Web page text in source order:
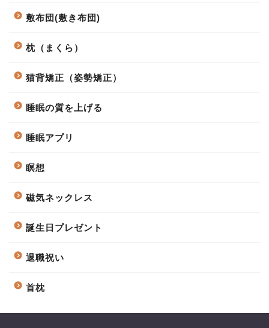
敷布団(敷き布団)
枕（まくら）
猫背矯正（姿勢矯正）
睡眠の質を上げる
睡眠アプリ
瞑想
磁気ネックレス
誕生日プレゼント
退職祝い
首枕